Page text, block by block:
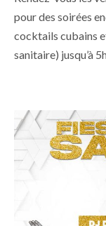
pour des soirées
cocktails cubains
sanitaire) jusqu’à